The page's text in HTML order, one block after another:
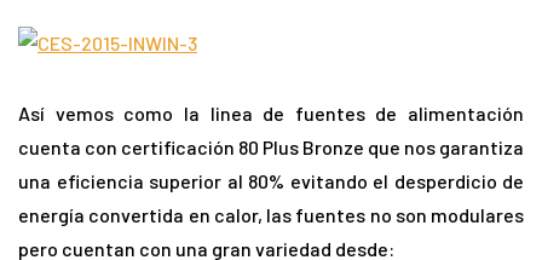
Así vemos como la linea de fuentes de alimentación
cuenta con certificación 80 Plus Bronze que nos garantiza
una eficiencia superior al 80% evitando el desperdicio de
energía convertida en calor, las fuentes no son modulares
pero cuentan con una gran variedad desde: